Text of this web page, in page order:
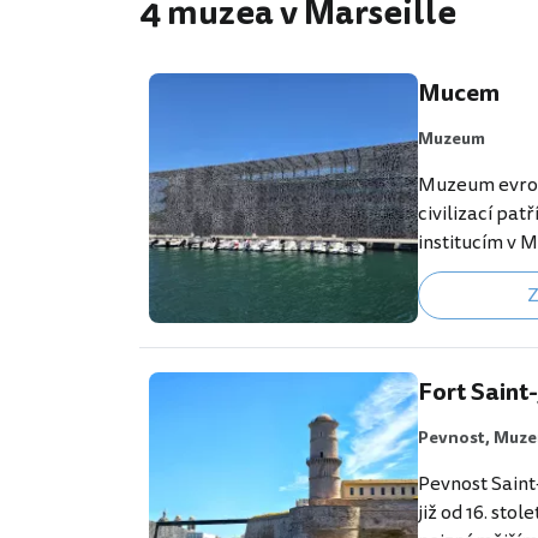
4 muzea v Marseille
Mucem
Muzeum
Muzeum
civilizací
institucím v
pro toto
Mucem.
budovách.
skvělém
2013 až 2018
budovy jsou
mostem. [btn
Marseille"
https://
Fort
Pevnost,
Pevnost
již od 16.